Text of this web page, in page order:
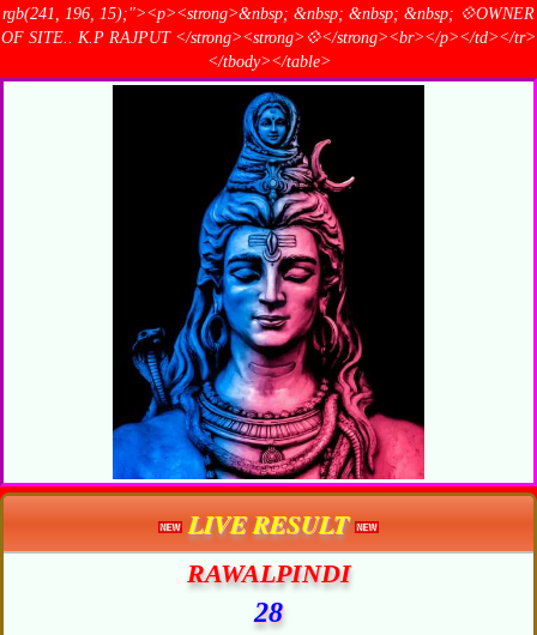
rgb(241, 196, 15);"><p><strong>&nbsp; &nbsp; &nbsp; &nbsp; 💠OWNER
OF SITE.. K.P RAJPUT </strong><strong>💠</strong><br></p></td></tr>
</tbody></table>
LIVE RESULT
RAWALPINDI
28